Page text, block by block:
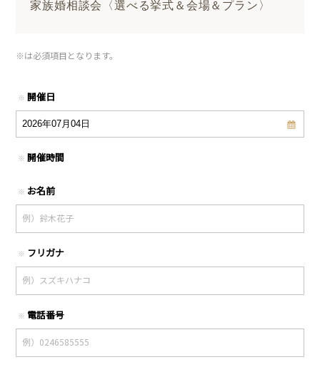
家族婚相談会〈選べる挙式＆会場＆プラン〉
※は必須項目となります。
※ 開催日
※ 開催時間
※ お名前
※ フリガナ
※ 電話番号